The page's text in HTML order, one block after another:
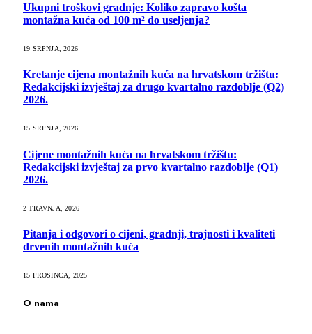
Ukupni troškovi gradnje: Koliko zapravo košta
montažna kuća od 100 m² do useljenja?
19 SRPNJA, 2026
Kretanje cijena montažnih kuća na hrvatskom tržištu:
Redakcijski izvještaj za drugo kvartalno razdoblje (Q2)
2026.
15 SRPNJA, 2026
Cijene montažnih kuća na hrvatskom tržištu:
Redakcijski izvještaj za prvo kvartalno razdoblje (Q1)
2026.
2 TRAVNJA, 2026
Pitanja i odgovori o cijeni, gradnji, trajnosti i kvaliteti
drvenih montažnih kuća
15 PROSINCA, 2025
O nama